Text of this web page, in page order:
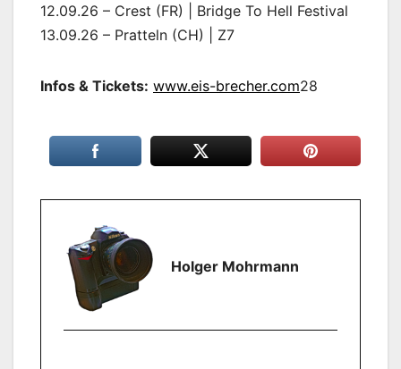
12.09.26 – Crest (FR) | Bridge To Hell Festival
13.09.26 – Pratteln (CH) | Z7
Infos & Tickets: www.eis-brecher.com28
Holger Mohrmann